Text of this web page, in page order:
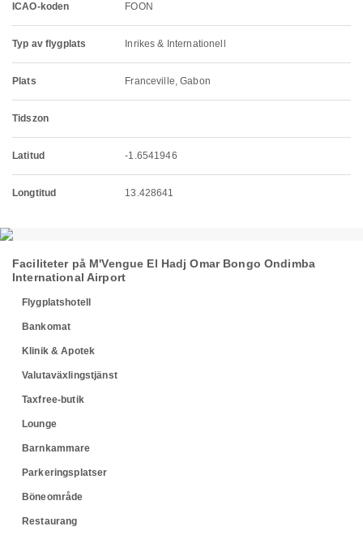
ICAO-koden FOON
Typ av flygplats Inrikes & Internationell
Plats Franceville, Gabon
Tidszon
Latitud -1.6541946
Longtitud 13.428641
Faciliteter på M'Vengue El Hadj Omar Bongo Ondimba
International Airport
Flygplatshotell
Bankomat
Klinik & Apotek
Valutaväxlingstjänst
Taxfree-butik
Lounge
Barnkammare
Parkeringsplatser
Böneområde
Restaurang